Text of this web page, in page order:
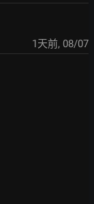
1天前, 08/07